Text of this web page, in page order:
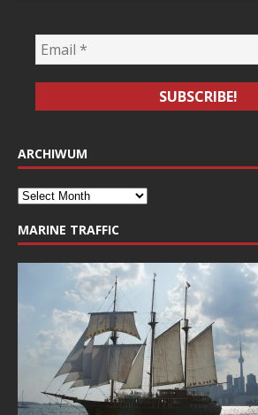
ARCHIWUM
MARINE TRAFFIC